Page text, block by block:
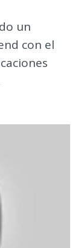
un
con el